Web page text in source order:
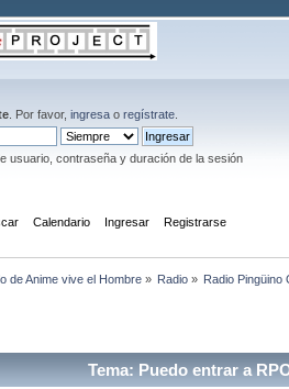
. Por favor, ingresa o regístrate
usuario, contraseña y duración de la sesión
Calendario Ingresar Registrarse
de Anime vive el Hombre» Radio» Radio Pingüino
Tema: Puedo entrar a